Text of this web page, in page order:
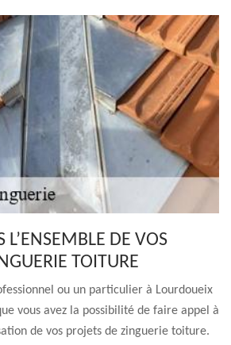
L’ENSEMBLE DE VOS
TOITURE
ou un particulier à Lourdoueix
vous avez la possibilité de faire appel à
de vos projets de zinguerie toiture.